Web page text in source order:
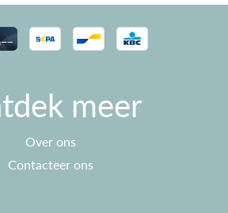
meer
Over ons
Contacteer ons